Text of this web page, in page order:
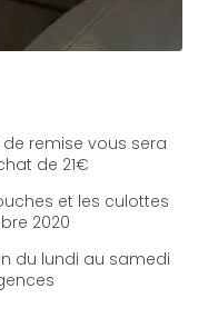
remise vous sera
de 21€
et les culottes
2020
du lundi au samedi